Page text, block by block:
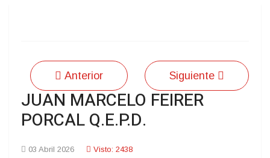
Anterior Siguiente
JUAN MARCELO FEIRER
PORCAL Q.E.P.D.
03 Abril 2026 Visto: 2438